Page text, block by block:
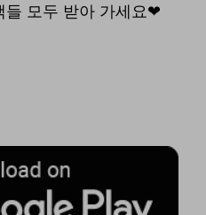
들 모두 받아 가세요❤